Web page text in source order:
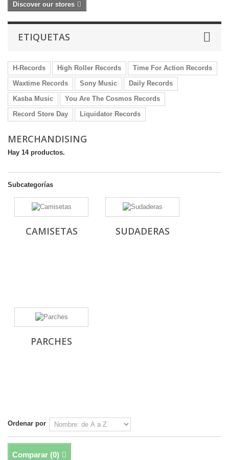
Discover our stores
ETIQUETAS
H-Records High Roller Records
Time For Action Records
Waxtime Records
Sony Music
Daily Records
Kasba Music
You Are The Cosmos Records
Record Store Day
Liquidator Records
MERCHANDISING
Hay 14 productos.
Subcategorías
CAMISETAS SUDADERAS
PARCHES
Ordenar por
Comparar (0)